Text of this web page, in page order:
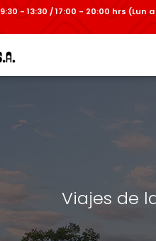
9:30 - 13:30 / 17:00 - 20:00 hrs (Lun
Viajes de